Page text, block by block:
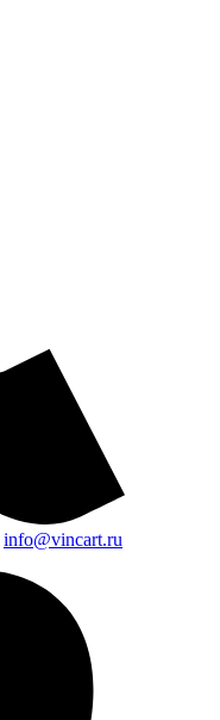
info@vincart.ru